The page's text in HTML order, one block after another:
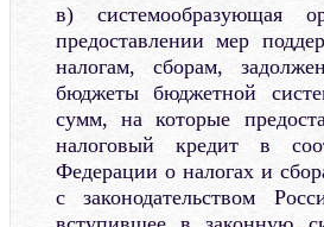
в) системообразующая
предоставлении мер
налогам, сборам,
бюджеты бюджетной
сумм, на которые
налоговый кредит в
Федерации о налогах и
с законодательством